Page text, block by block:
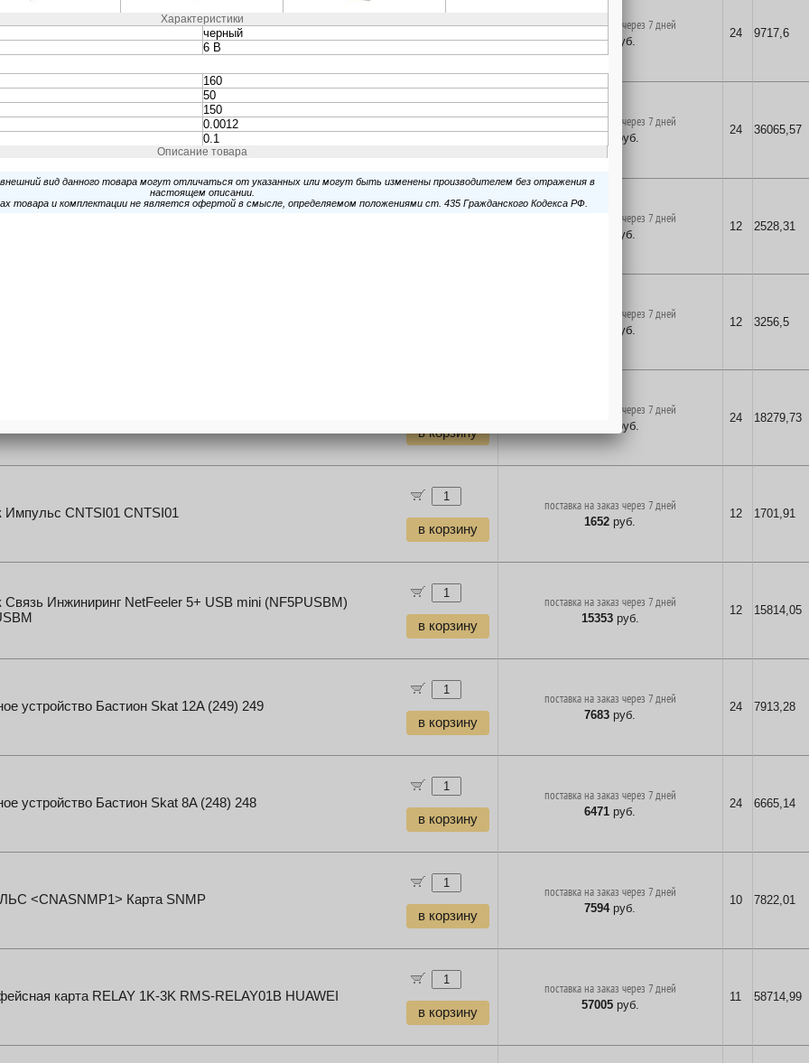
поставка на заказ через 7 дней
9435 руб.
24 9717,6
Штиль EBM-03-WCL-1 EBM-03-WCL-1
поставка на заказ через 7 дней
руб.
24 36065,57
поставка на заказ через 7 дней
руб.
12 2528,31
поставка на заказ через 7 дней
руб.
12 3256,5
в корзину
поставка на заказ через 7 дней
руб.
24 18279,73
Импульс CNTSI01 CNTSI01
в корзину
поставка на заказ через 7 дней
1652 руб.
12 1701,91
Связь Инжиниринг NetFeeler 5+ USB mini (NF5PUSBM)
в корзину
поставка на заказ через 7 дней
15353руб.
12 15814,05
устройство Бастион Skat 12A (249) 249
в корзину
поставка на заказ через 7 дней
7683 руб.
24 7913,28
устройство Бастион Skat 8A (248) 248
в корзину
поставка на заказ через 7 дней
6471 руб.
24 6665,14
<CNASNMP1> Карта SNMP
в корзину
поставка на заказ через 7 дней
7594руб.
10 7822,01
карта RELAY 1K-3K RMS-RELAY01B HUAWEI
в корзину
поставка на заказ через 7 дней
57005руб.
11 58714,99